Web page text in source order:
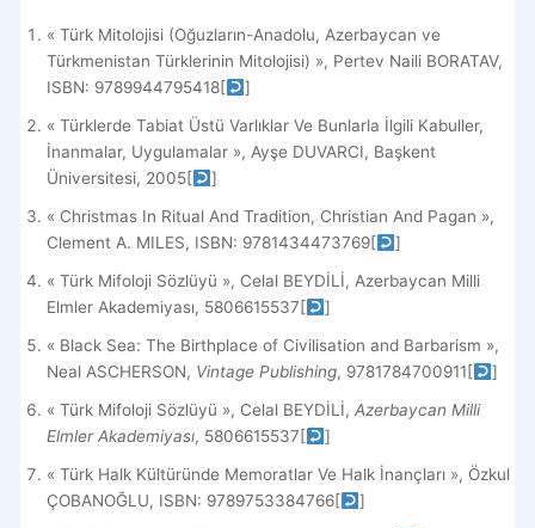
« Türk Mitolojisi (Oğuzların-Anadolu, Azerbaycan ve
Türkmenistan Türklerinin Mitolojisi) », Pertev Naili BORATAV,
ISBN: 9789944795418[
]
« Türklerde Tabiat Üstü Varlıklar Ve Bunlarla İlgili Kabuller,
İnanmalar, Uygulamalar », Ayşe DUVARCI, Başkent
Üniversitesi, 2005[
]
« Christmas In Ritual And Tradition, Christian And Pagan »,
Clement A. MILES, ISBN: 9781434473769[
]
« Türk Mifoloji Sözlüyü », Celal BEYDİLİ, Azerbaycan Milli
Elmler Akademiyası, 5806615537[
]
« Black Sea: The Birthplace of Civilisation and Barbarism »,
Neal ASCHERSON, Vintage Publishing, 9781784700911[
]
« Türk Mifoloji Sözlüyü », Celal BEYDİLİ,Azerbaycan Milli
Elmler Akademiyası, 5806615537[
]
« Türk Halk Kültüründe Memoratlar Ve Halk İnançları », Özkul
ÇOBANOĞLU, ISBN: 9789753384766[
]